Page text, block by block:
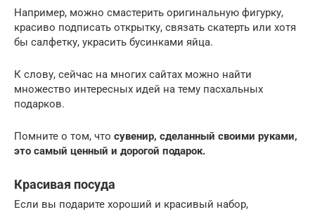
Например, можно смастерить оригинальную фигурку,
красиво подписать открытку, связать скатерть или хотя
бы салфетку, украсить бусинками яйца.
К слову, сейчас на многих сайтах можно найти
множество интересных идей на тему пасхальных
подарков.
Помните о том, что сувенир, сделанный своими руками,
это самый ценный и дорогой подарок.
Красивая посуда
Если вы подарите хороший и красивый набор,